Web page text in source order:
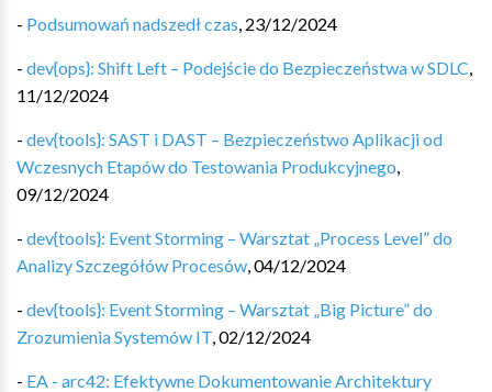
- Podsumowań nadszedł czas, 23/12/2024
- dev{ops}: Shift Left – Podejście do Bezpieczeństwa w SDLC,
11/12/2024
- dev{tools}: SAST i DAST – Bezpieczeństwo Aplikacji od
Wczesnych Etapów do Testowania Produkcyjnego,
09/12/2024
- dev{tools}: Event Storming – Warsztat „Process Level” do
Analizy Szczegółów Procesów,04/12/2024
- dev{tools}: Event Storming – Warsztat „Big Picture” do
Zrozumienia Systemów IT,02/12/2024
- EA - arc42: Efektywne Dokumentowanie Architektury